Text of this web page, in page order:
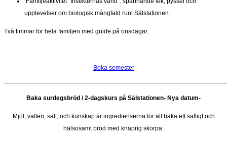
upplevelser om biologisk mångfald runt Sälstationen.
Två timmar för hela familjen med guide på onsdagar.
Boka semester
Baka surdegsbröd / 2-dagskurs på Sälstationen- Nya datum-
Mjöl, vatten, salt, och kunskap är ingredienserna för att baka ett saftigt och
hälsosamt bröd med knaprig skorpa.